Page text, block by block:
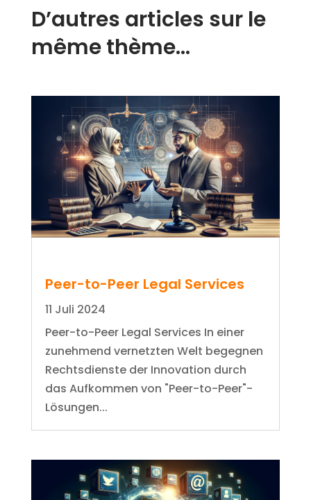
D’autres articles sur le
même thème…
Peer-to-Peer Legal Services
11 Juli 2024
Peer-to-Peer Legal Services In einer
zunehmend vernetzten Welt begegnen
Rechtsdienste der Innovation durch
das Aufkommen von "Peer-to-Peer"-
Lösungen...